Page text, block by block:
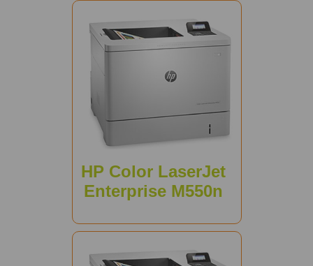
HP Color LaserJet
Enterprise M550n